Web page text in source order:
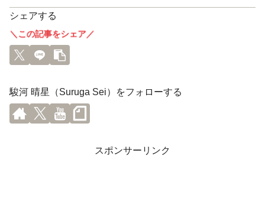
シェアする
＼この記事をシェア／
駿河 晴星（Suruga Sei）をフォローする
スポンサーリンク